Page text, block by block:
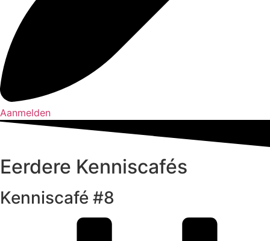
Aanmelden
Eerdere Kenniscafés
Kenniscafé #8